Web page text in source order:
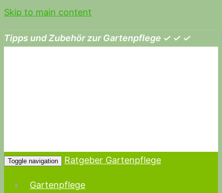
Skip to main content
Tipps und Zubehör zur Gartenpflege ✓ ✓ ✓
Toggle navigation Ratgeber Gartenpflege
Gartenpflege